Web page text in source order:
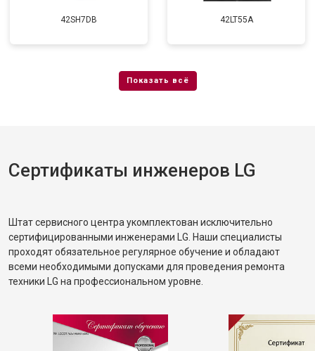
42SH7DB 42LT55A
Сертификаты инженеров LG
Штат сервисного центра укомплектован исключительно
сертифицированными инженерами LG. Наши специалисты
проходят обязательное регулярное обучение и обладают
всеми необходимыми допусками для проведения ремонта
техники LG на профессиональном уровне.